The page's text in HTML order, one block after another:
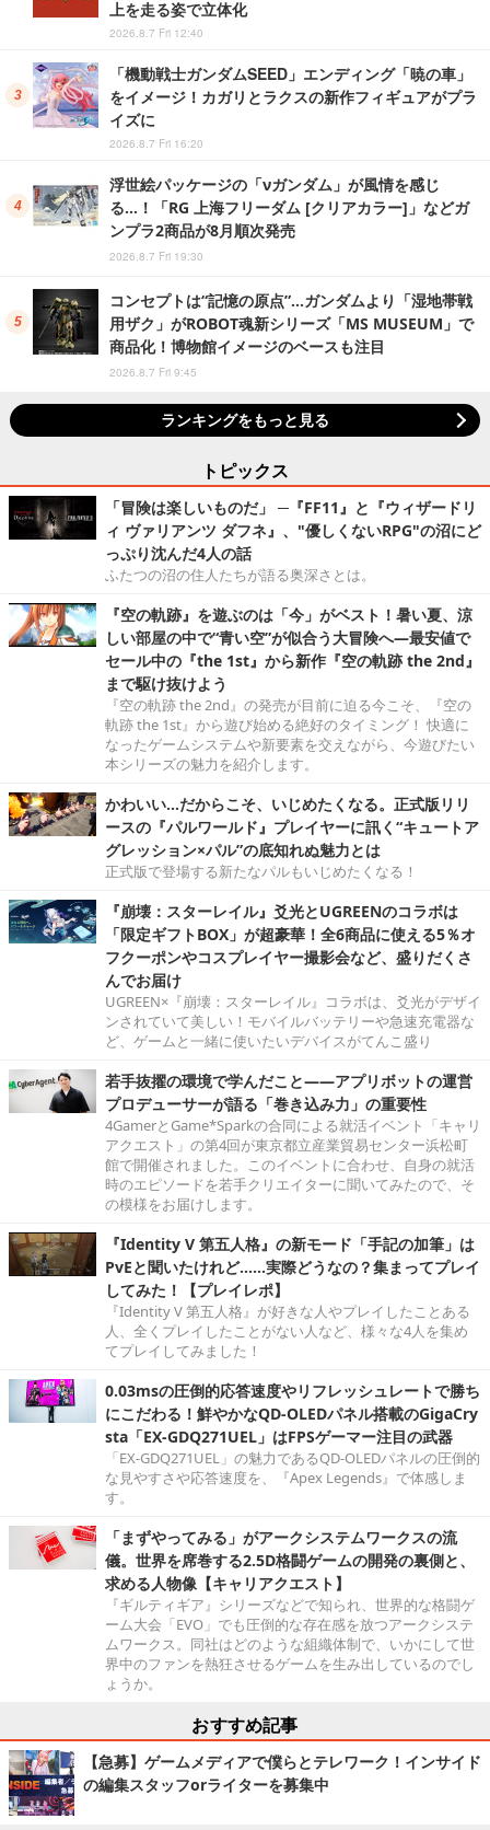
上を走る姿で立体化
2026.8.7 Fri 12:40
「機動戦士ガンダムSEED」エンディング「暁の車」
をイメージ！カガリとラクスの新作フィギュアがプラ
イズに
2026.8.7 Fri 16:20
浮世絵パッケージの「νガンダム」が風情を感じ
る…！「RG 上海フリーダム [クリアカラー]」などガ
ンプラ2商品が8月順次発売
2026.8.7 Fri 19:30
コンセプトは“記憶の原点”…ガンダムより「湿地帯戦
用ザク」がROBOT魂新シリーズ「MS MUSEUM」で
商品化！博物館イメージのベースも注目
2026.8.7 Fri 9:45
ランキングをもっと見る
トピックス
「冒険は楽しいものだ」 ─『FF11』と『ウィザードリ
ィ ヴァリアンツ ダフネ』、"優しくないRPG"の沼にど
っぷり沈んだ4人の話
ふたつの沼の住人たちが語る奥深さとは。
『空の軌跡』を遊ぶのは「今」がベスト！暑い夏、涼
しい部屋の中で“青い空”が似合う大冒険へ―最安値で
セール中の『the 1st』から新作『空の軌跡 the 2nd』
まで駆け抜けよう
『空の軌跡 the 2nd』の発売が目前に迫る今こそ、『空の
軌跡 the 1st』から遊び始める絶好のタイミング！ 快適に
なったゲームシステムや新要素を交えながら、今遊びたい
本シリーズの魅力を紹介します。
かわいい…だからこそ、いじめたくなる。正式版リリ
ースの『パルワールド』プレイヤーに訊く“キュートア
グレッション×パル”の底知れぬ魅力とは
正式版で登場する新たなパルもいじめたくなる！
『崩壊：スターレイル』爻光とUGREENのコラボは
「限定ギフトBOX」が超豪華！全6商品に使える5％オ
フクーポンやコスプレイヤー撮影会など、盛りだくさ
んでお届け
UGREEN×『崩壊：スターレイル』コラボは、爻光がデザイ
ンされていて美しい！モバイルバッテリーや急速充電器な
ど、ゲームと一緒に使いたいデバイスがてんこ盛り
若手抜擢の環境で学んだこと――アプリボットの運営
プロデューサーが語る「巻き込み力」の重要性
4GamerとGame*Sparkの合同による就活イベント「キャリ
アクエスト」の第4回が東京都立産業貿易センター浜松町
館で開催されました。このイベントに合わせ、自身の就活
時のエピソードを若手クリエイターに聞いてみたので、そ
の模様をお届けします。
『Identity V 第五人格』の新モード「手記の加筆」は
PvEと聞いたけれど……実際どうなの？集まってプレイ
してみた！【プレイレポ】
『Identity V 第五人格』が好きな人やプレイしたことある
人、全くプレイしたことがない人など、様々な4人を集め
てプレイしてみました！
0.03msの圧倒的応答速度やリフレッシュレートで勝ち
にこだわる！鮮やかなQD-OLEDパネル搭載のGigaCry
sta「EX-GDQ271UEL」はFPSゲーマー注目の武器
「EX-GDQ271UEL」の魅力であるQD-OLEDパネルの圧倒的
な見やすさや応答速度を、『Apex Legends』で体感しま
す。
「まずやってみる」がアークシステムワークスの流
儀。世界を席巻する2.5D格闘ゲームの開発の裏側と、
求める人物像【キャリアクエスト】
『ギルティギア』シリーズなどで知られ、世界的な格闘ゲ
ーム大会「EVO」でも圧倒的な存在感を放つアークシステ
ムワークス。同社はどのような組織体制で、いかにして世
界中のファンを熱狂させるゲームを生み出しているのでし
ょうか。
おすすめ記事
【急募】ゲームメディアで僕らとテレワーク！インサイド
の編集スタッフorライターを募集中